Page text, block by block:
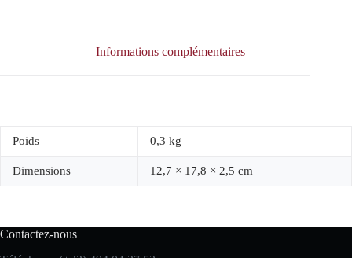
Informations complémentaires
Poids 0,3 kg
Dimensions 12,7 × 17,8 × 2,5 cm
Contactez-nous